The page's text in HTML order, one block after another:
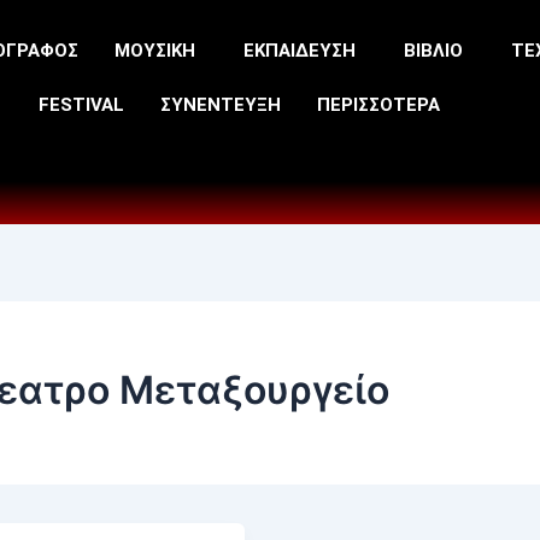
ΜΟΥΣΙΚΗ ΕΚΠΑΙΔΕΥΣΗ ΒΙΒΛΙΟ
FESTIVAL ΣΥΝΕΝΤΕΥΞΗ ΠΕΡΙΣΣΟΤΕΡΑ
Μεταξουργείο